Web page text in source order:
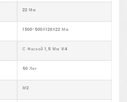
22 Мм
1500-500Х120Х22 Мм
С Фаской 1,5 Мм V4
50 Лет
М2